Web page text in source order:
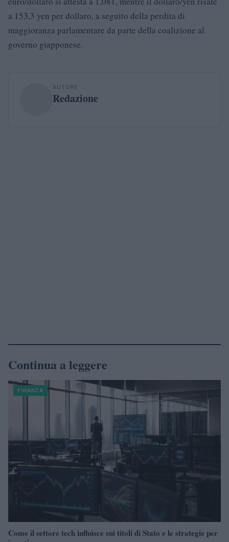
a 153,3 yen per dollaro, a seguito della perdita di
maggioranza parlamentare da parte della coalizione al
governo giapponese.
AUTORE
Redazione
Continua a leggere
FINANZA
Come il settore tech influisce sui titoli di Stato e le strategie per